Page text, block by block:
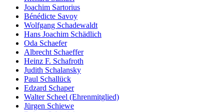
Joachim Sartorius
Bénédicte Savoy
Wolfgang Schadewaldt
Hans Joachim Schädlich
Oda Schaefer
Albrecht Schaeffer
Heinz F. Schafroth
Judith Schalansky
Paul Schallück
Edzard Schaper
Walter Scheel (Ehrenmitglied)
Jürgen Schiewe